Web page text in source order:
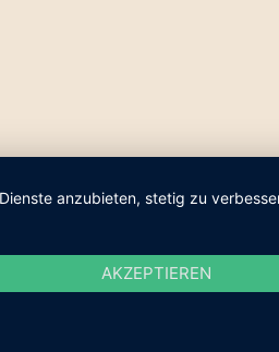
anzubieten, stetig zu
AKZEPTIEREN